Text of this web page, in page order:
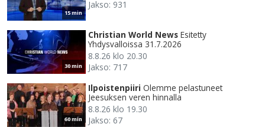
15 min
Jakso: 931
30 min
Christian World News Esitetty
Yhdysvalloissa 31.7.2026
8.8.26 klo 20.30
Jakso: 717
60 min
Ilpoistenpiiri Olemme pelastuneet
Jeesuksen veren hinnalla
8.8.26 klo 19.30
Jakso: 67